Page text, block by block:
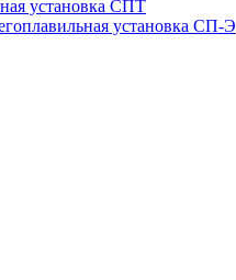
установка СПТ
установка СП-Э